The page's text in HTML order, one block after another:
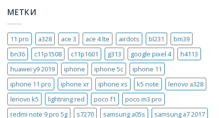
МЕТКИ
11 pro a328 ace 3 ace 4 lte airdots bl231
bm39
bn36
c11p1508 c11p1601 g313 google pixel 4
h4113
huawei y9 2019
iphone iphone 5c
iphone 11
iphone 11 pro
iphone xr iphone xs k5 note
lenovo a328
lenovo k5
lightning red poco f1
poco m3 pro
redmi note 9 pro 5g
s7270 samsung a05s samsung a7 2017